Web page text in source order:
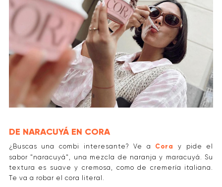
DE NARACUYÁ EN CORA
¿Buscas una combi interesante? Ve a Cora
y pide el
sabor "naracuyá", una mezcla de naranja y maracuyá. Su
textura es suave y cremosa, como de cremería italiana.
Te va a robar el cora literal.